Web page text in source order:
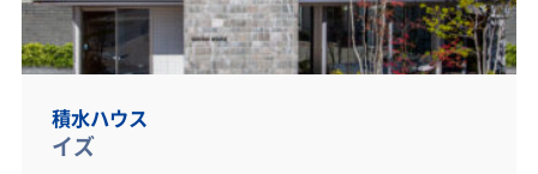
積水ハウス
イズ